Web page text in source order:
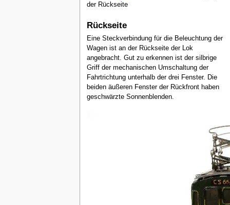
der Rückseite
Rückseite
Eine Steckverbindung für die Beleuchtung der
Wagen ist an der Rückseite der Lok
angebracht. Gut zu erkennen ist der silbrige
Griff der mechanischen Umschaltung der
Fahrtrichtung unterhalb der drei Fenster. Die
beiden äußeren Fenster der Rückfront haben
geschwärzte Sonnenblenden.